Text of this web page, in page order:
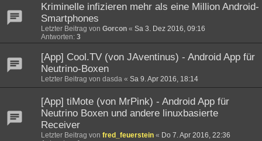
Kriminelle infizieren mehr als eine Million Android-
Smartphones
Letzter Beitrag von Gorcon « Sa 3. Dez 2016, 09:16
Antworten: 3
[App] Cool.TV (von JAventinus) - Android App für
Neutrino-Boxen
Letzter Beitrag von dasda « Sa 9. Apr 2016, 18:14
[App] tiMote (von MrPink) - Android App für
Neutrino Boxen und andere linuxbasierte
Receiver
Letzter Beitrag von fred_feuerstein « Do 7. Apr 2016, 22:36